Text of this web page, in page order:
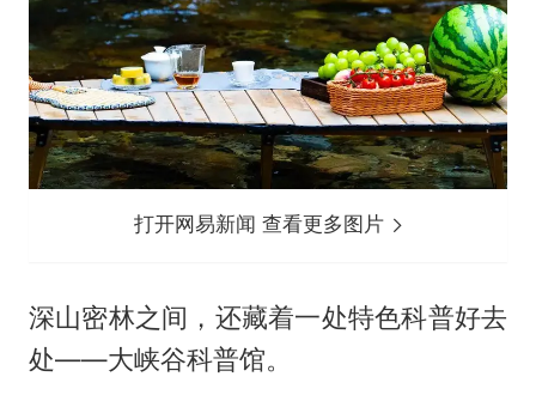
打开网易新闻 查看更多图片
深山密林之间，还藏着一处特色科普好去
处——大峡谷科普馆。